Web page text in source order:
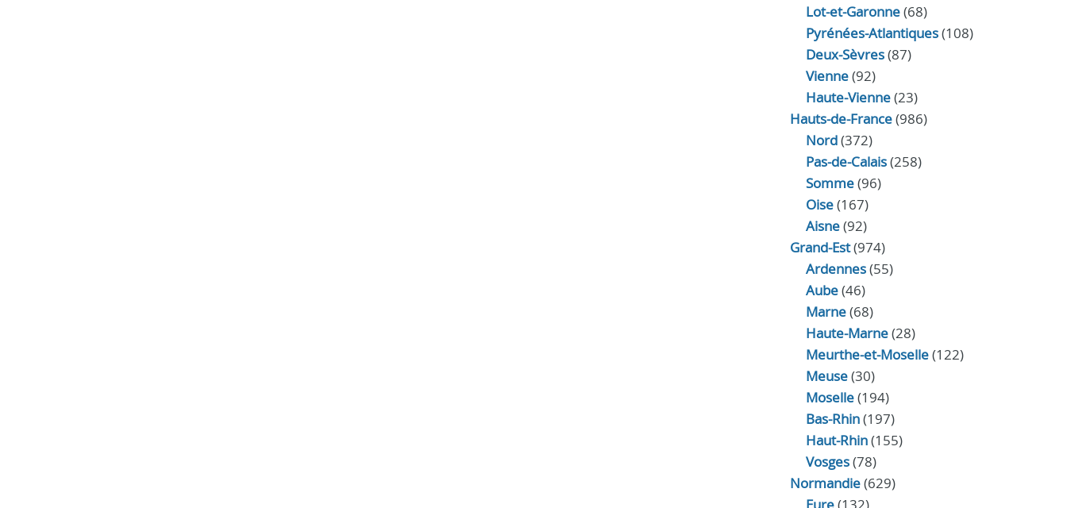
Lot-et-Garonne(68)
Pyrénées-Atlantiques(108)
Deux-Sèvres(87)
Vienne(92)
Haute-Vienne(23)
Hauts-de-France(986)
Nord(372)
Pas-de-Calais(258)
Somme(96)
Oise(167)
Aisne(92)
Grand-Est(974)
Ardennes(55)
Aube(46)
Marne(68)
Haute-Marne(28)
Meurthe-et-Moselle(122)
Meuse(30)
Moselle(194)
Bas-Rhin(197)
Haut-Rhin(155)
Vosges(78)
Normandie(629)